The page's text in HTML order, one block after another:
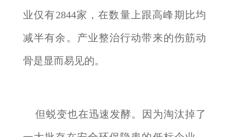
业仅有2844家，在数量上跟高峰期比均
减半有余。产业整治行动带来的伤筋动
骨是显而易见的。
但蜕变也在迅速发酵。因为淘汰掉了